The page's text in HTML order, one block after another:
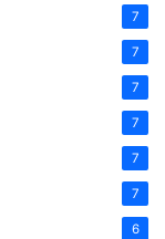
7
7
7
7
7
7
6